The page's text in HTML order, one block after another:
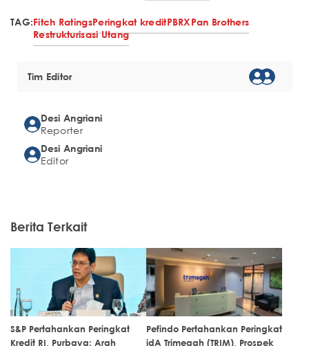
TAG:Fitch RatingsPeringkat kreditPBRXPan Brothers
Restrukturisasi Utang
Tim Editor
Desi Angriani
Reporter
Desi Angriani
Editor
Berita Terkait
S&P Pertahankan Peringkat
Kredit RI, Purbaya: Arah
Pefindo Pertahankan Peringkat
idA Trimegah (TRIM), Prospek